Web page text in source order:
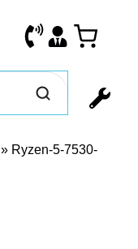
» Ryzen-5-7530-